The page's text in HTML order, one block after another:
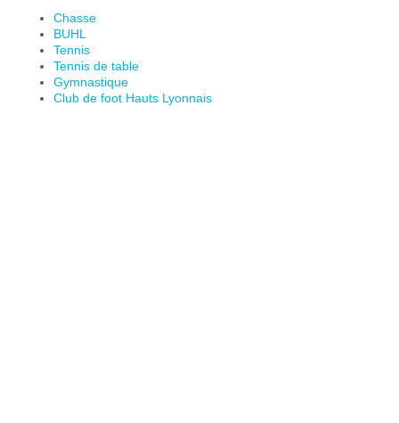
Chasse
BUHL
Tennis
Tennis de table
Gymnastique
Club de foot Hauts Lyonnais